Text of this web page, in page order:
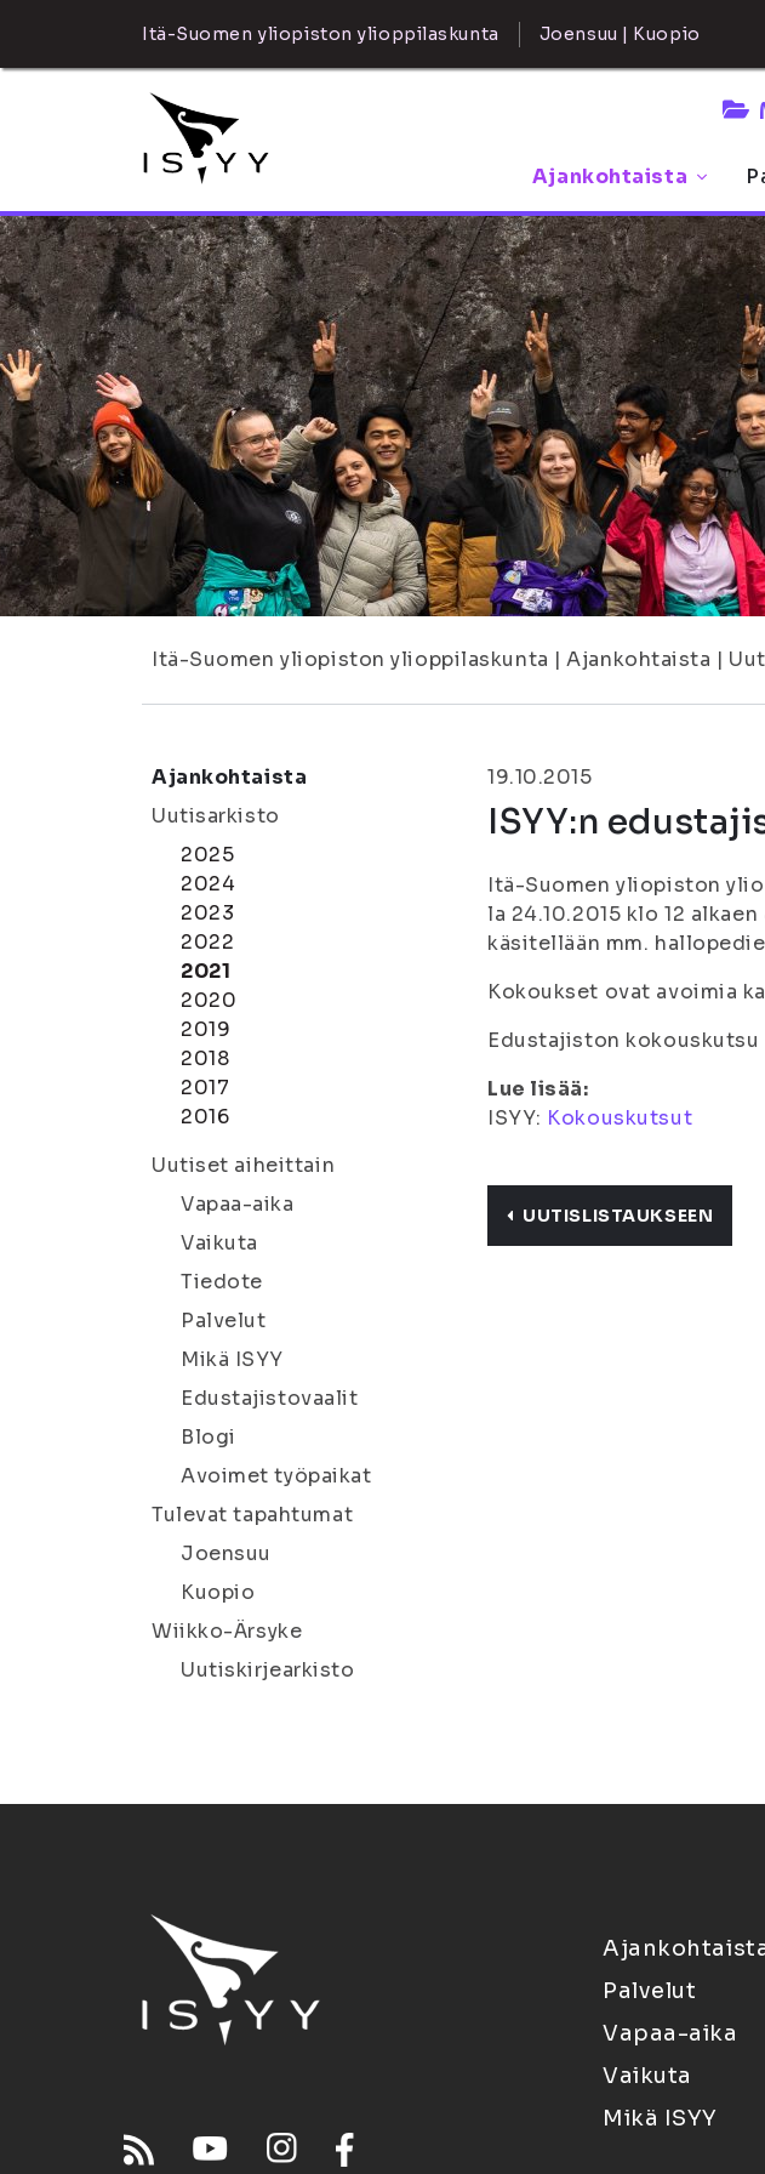
Itä-Suomen yliopiston ylioppilaskunta Joensuu | Kuopio
Ajankohtaista
Itä-Suomen yliopiston ylioppilaskunta | Ajankohtaista |
Ajankohtaista
Uutisarkisto
2025
2024
2023
2022
2021
2020
2019
2018
2017
2016
Uutiset aiheittain
Vapaa-aika
Vaikuta
Tiedote
Palvelut
Mikä ISYY
Edustajistovaalit
Blogi
Avoimet työpaikat
Tulevat tapahtumat
Joensuu
Kuopio
Wiikko-Ärsyke
Uutiskirjearkisto
19.10.2015
ISYY:n
Itä-Suomen yliopiston
la 24.10.2015 klo 12
käsitellään mm.
Kokoukset ovat avoimia
Edustajiston kokouskutsu
Lue lisää:
ISYY: Kokouskutsut
UUTISLISTAUKSEEN
Palvelut
Vapaa-aika
Vaikuta
Mikä ISYY